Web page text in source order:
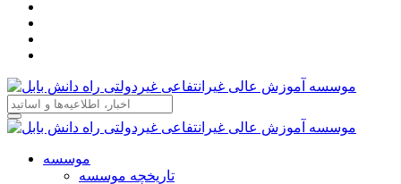
موسسه
تاریخچه موسسه